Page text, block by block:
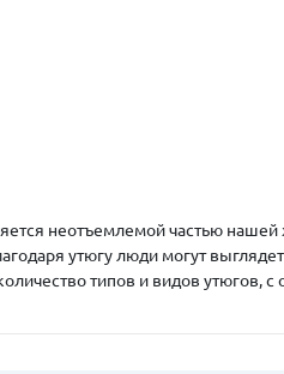
неотъемлемой частью
утюгу люди могут
типов и видов утюгов,